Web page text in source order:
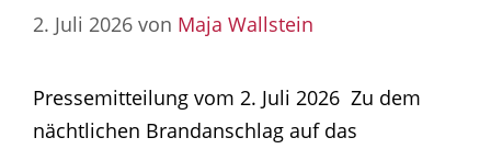
2. Juli 2026 von Maja Wallstein
Pressemitteilung vom 2. Juli 2026 Zu dem
nächtlichen Brandanschlag auf das